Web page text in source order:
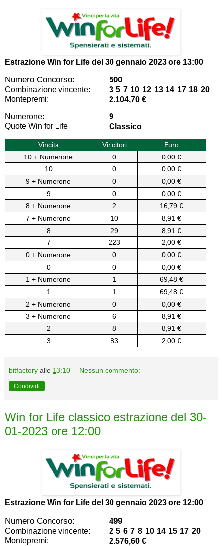
Estrazione Win for Life del 30 gennaio 2023 ore 13:00
Numero Concorso: 500
Combinazione vincente:
3 5 7 10 12 13 14 17 18 20
Montepremi:
2.104,70 €
Numerone:
9
Quote Win for Life
Classico
Vincita Vincitori
Euro
10 + Numerone
0
0,00 €
10
0
0,00 €
9 + Numerone
0
0,00 €
9
0
0,00 €
8 + Numerone
2
16,79 €
7 + Numerone
10
8,91 €
8
29
8,91 €
7
223
2,00 €
0 + Numerone
0
0,00 €
0
0
0,00 €
1 + Numerone
1
69,48 €
1
1
69,48 €
2 + Numerone
0
0,00 €
3 + Numerone
6
8,91 €
2
8
8,91 €
3
83 2,00 €
bitfactory alle 13:10 Nessun commento:
Condividi
Win for Life classico estrazione del 30-
01-2023 ore 12:00
Estrazione Win for Life del 30 gennaio 2023 ore 12:00
Numero Concorso: 499
Combinazione vincente:
2 5 6 7 8 10 14 15 17 20
Montepremi:
2.576,60 €